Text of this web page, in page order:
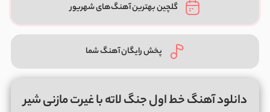
گلچین بهترین آهنگ‌های شهریور
پخش رایگان آهنگ شما
دانلود آهنگ خط اول جنگ لاته با غیرت مازنی شیر